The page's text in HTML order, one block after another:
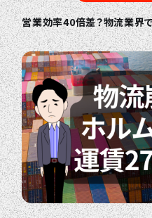
営業効率40倍差？物流業界